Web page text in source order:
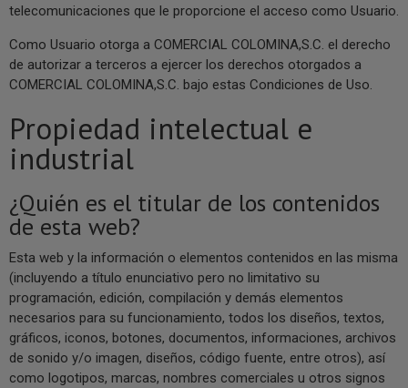
telecomunicaciones que le proporcione el acceso como Usuario.
Como Usuario otorga a COMERCIAL COLOMINA,S.C. el derecho
de autorizar a terceros a ejercer los derechos otorgados a
COMERCIAL COLOMINA,S.C. bajo estas Condiciones de Uso.
Propiedad intelectual e
industrial
¿Quién es el titular de los contenidos
de esta web?
Esta web y la información o elementos contenidos en las misma
(incluyendo a título enunciativo pero no limitativo su
programación, edición, compilación y demás elementos
necesarios para su funcionamiento, todos los diseños, textos,
gráficos, iconos, botones, documentos, informaciones, archivos
de sonido y/o imagen, diseños, código fuente, entre otros), así
como logotipos, marcas, nombres comerciales u otros signos